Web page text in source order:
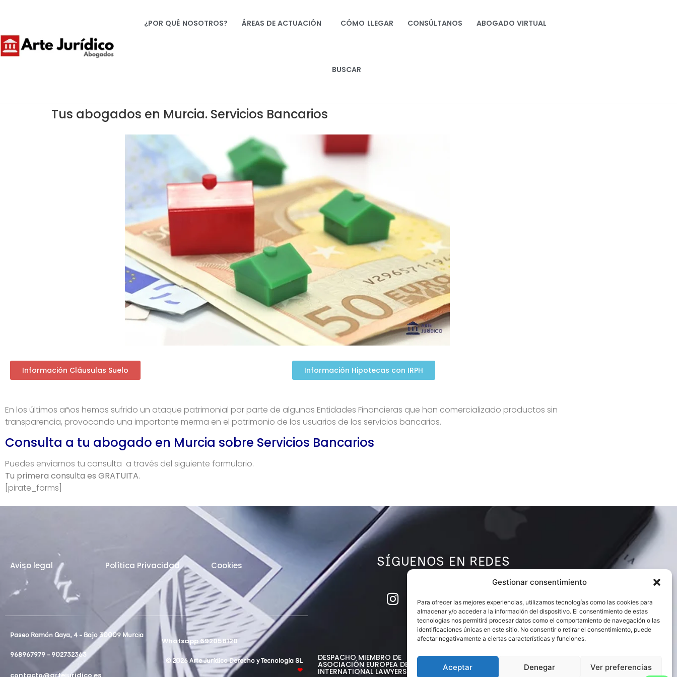
Gestionar consentimiento
Para ofrecer las mejores experiencias, utilizamos tecnologías como las cookies para
almacenar y/o acceder a la información del dispositivo. El consentimiento de estas
tecnologías nos permitirá procesar datos como el comportamiento de navegación o las
identificaciones únicas en este sitio. No consentir o retirar el consentimiento, puede
afectar negativamente a ciertas características y funciones.
Aceptar Denegar Ver preferencias
¿POR QUÉ NOSOTROS? ÁREAS DE ACTUACIÓN CÓMO LLEGAR CONSÚLTANOS ABOGADO VIRTUAL
BUSCAR
Tus abogados en Murcia. Servicios Bancarios
Información Cláusulas Suelo Información Hipotecas con IRPH
En los últimos años hemos sufrido un ataque patrimonial por parte de algunas Entidades Financieras que han comercializado productos sin
transparencia, provocando una importante merma en el patrimonio de los usuarios de los servicios bancarios.
Consulta a tu abogado en Murcia sobre Servicios Bancarios
Puedes enviarnos tu consulta a través del siguiente formulario.
Tu primera consulta es GRATUITA.
[pirate_forms]
Aviso legal Política Privacidad Cookies
Paseo Ramón Gaya, 4 - Bajo 30009 Murcia
968967979 - 902732363
Whatsapp 692058120
© 2026 Arte Jurídico Derecho y Tecnología SL
❤
SÍGUENOS EN REDES
DESPACHO MIEMBRO DE
ASOCIACIÓN EUROPEA DE ABOGADOS
INTERNATIONAL LAWYERS NETWORK